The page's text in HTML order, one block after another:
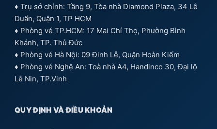
♦ Trụ sở chính: Tầng 9, Tòa nhà Diamond Plaza, 34 Lê
Duẩn, Quận 1, TP HCM
♦ Phòng vé TP.HCM: 17 Mai Chí Thọ, Phường Bình
Khánh, TP. Thủ Đức
♦ Phòng vé Hà Nội: 09 Đinh Lễ, Quận Hoàn Kiếm
♦ Phòng vé Nghệ An: Toà nhà A4, Handinco 30, Đại lộ
Lê Nin, TP.Vinh
QUY ĐỊNH VÀ ĐIỀU KHOẢN